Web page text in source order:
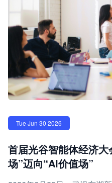
Tue Jun 30 2026
首届光谷智能体经济
场”迈向“AI价值场”